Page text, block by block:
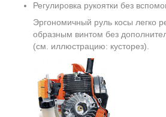
Регулировка рукоятки без
Эргономичный руль косы легко
образным винтом без
(см. иллюстрацию: кусторез).